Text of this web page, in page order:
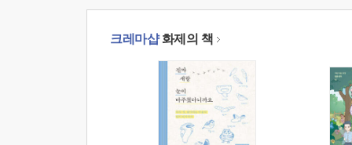
크레마샵화제의 책